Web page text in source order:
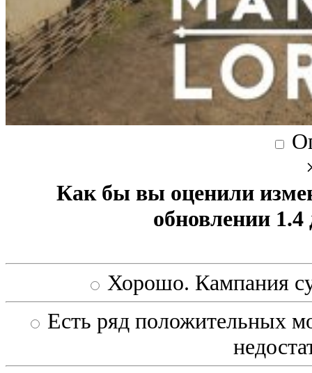
Как бы вы оценили
обновлении
Хорошо. Кампания
Есть ряд положительных